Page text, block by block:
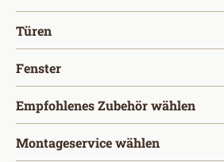
Türen
Fensterauswählen
Empfohlenes Zubehör wählen
Montageservice wählen